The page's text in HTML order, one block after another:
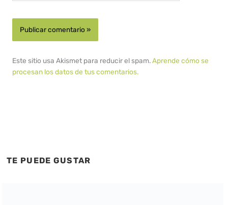
Este sitio usa Akismet para reducir el spam.Aprende cómo se
procesan los datos de tus comentarios.
TE PUEDE GUSTAR